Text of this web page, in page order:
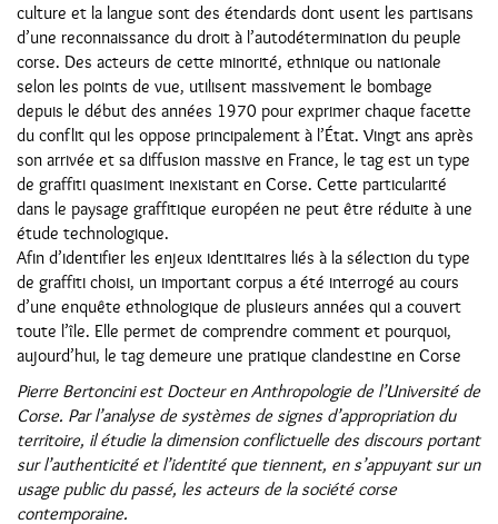
culture et la langue sont des étendards dont usent les partisans
d’une reconnaissance du droit à l’autodétermination du peuple
corse. Des acteurs de cette minorité, ethnique ou nationale
selon les points de vue, utilisent massivement le bombage
depuis le début des années 1970 pour exprimer chaque facette
du conflit qui les oppose principalement à l’État. Vingt ans après
son arrivée et sa diffusion massive en France, le tag est un type
de graffiti quasiment inexistant en Corse. Cette particularité
dans le paysage graffitique européen ne peut être réduite à une
étude technologique.
Afin d’identifier les enjeux identitaires liés à la sélection du type
de graffiti choisi, un important corpus a été interrogé au cours
d’une enquête ethnologique de plusieurs années qui a couvert
toute l’île. Elle permet de comprendre comment et pourquoi,
aujourd’hui, le tag demeure une pratique clandestine en Corse
Pierre Bertoncini est Docteur en Anthropologie de l’Université de
Corse. Par l’analyse de systèmes de signes d’appropriation du
territoire, il étudie la dimension conflictuelle des discours portant
sur l’authenticité et l’identité que tiennent, en s’appuyant sur un
usage public du passé, les acteurs de la société corse
contemporaine.